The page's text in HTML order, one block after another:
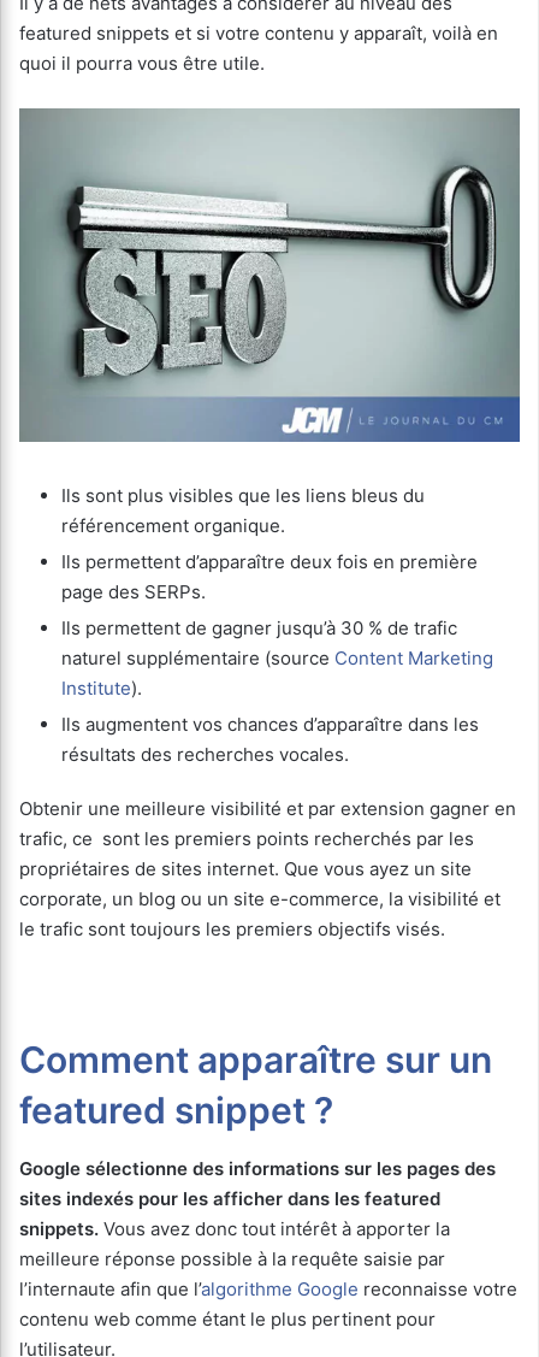
featured snippets et si votre contenu y apparaît, voilà en
quoi il pourra vous être utile.
Ils sont plus visibles que les liens bleus du
référencement organique.
Ils permettent d’apparaître deux fois en première
page des SERPs.
Ils permettent de gagner jusqu’à 30 % de trafic
naturel supplémentaire (source Content Marketing
Institute).
Ils augmentent vos chances d’apparaître dans les
résultats des recherches vocales.
Obtenir une meilleure visibilité et par extension gagner en
trafic, ce sont les premiers points recherchés par les
propriétaires de sites internet. Que vous ayez un site
corporate, un blog ou un site e-commerce, la visibilité et
le trafic sont toujours les premiers objectifs visés.
Comment apparaître sur un
featured snippet ?
Google sélectionne des informations sur les pages des
sites indexés pour les afficher dans les featured
snippets. Vous avez donc tout intérêt à apporter la
meilleure réponse possible à la requête saisie par
l’internaute afin que l’algorithme Google reconnaisse votre
contenu web comme étant le plus pertinent pour
l’utilisateur.